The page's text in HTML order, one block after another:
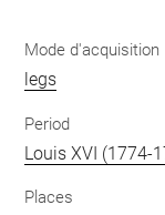
Mode d'acquisition
legs
Period
Louis XVI (1774-
Places